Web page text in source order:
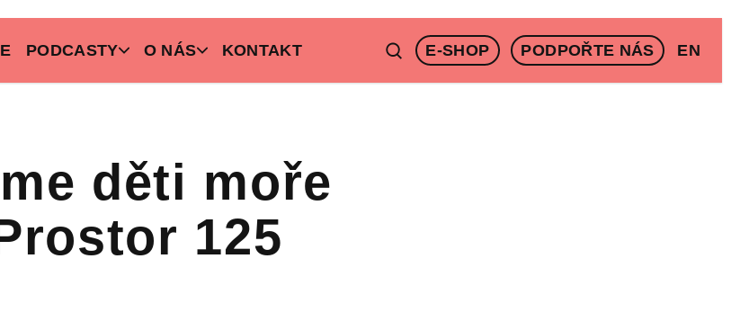
PODCASTY O NÁS KONTAKT E-SHOP PODPOŘTE NÁS EN
děti moře
125